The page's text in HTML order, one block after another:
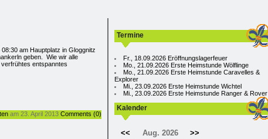
am Hauptplatz in Gloggnitz
geben. Wie wir alle
entspanntes
am 23. April 2013 Comments (0)
Termine
Fr., 18.09.2026 Eröffnungslagerfeuer
Mo., 21.09.2026 Erste Heimstunde Wölflinge
Mo., 21.09.2026 Erste Heimstunde Caravelles &
Explorer
Mi., 23.09.2026 Erste Heimstunde Wichtel
Mi., 23.09.2026 Erste Heimstunde Ranger & Rover
Kalender
<< Aug. 2026 >>